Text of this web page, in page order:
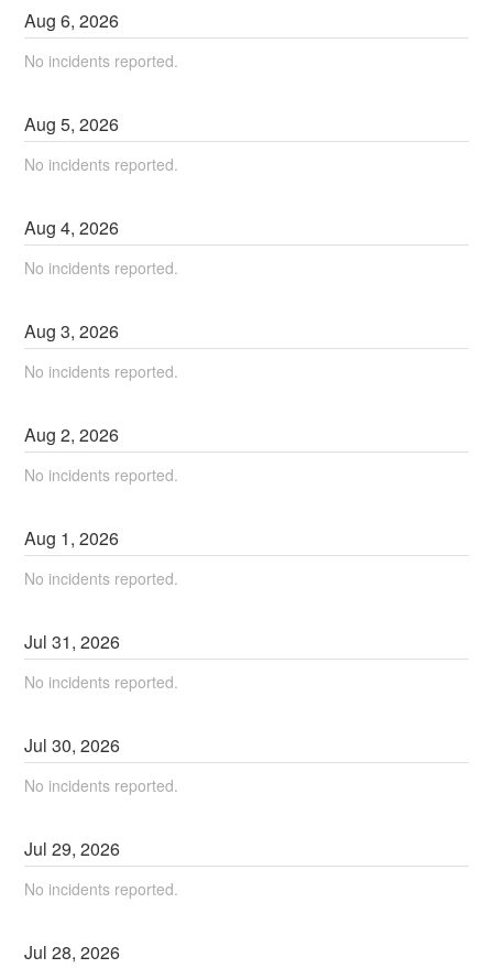
Aug6,2026
No incidents reported.
Aug5,2026
No incidents reported.
Aug4,2026
No incidents reported.
Aug3,2026
No incidents reported.
Aug2,2026
No incidents reported.
Aug 1,2026
No incidents reported.
Jul31,2026
No incidents reported.
Jul30,2026
No incidents reported.
Jul29,2026
No incidents reported.
Jul28,2026